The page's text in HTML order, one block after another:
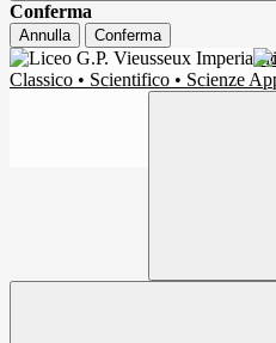
Conferma
Annulla Conferma
Classico • Scientifico • Scienze